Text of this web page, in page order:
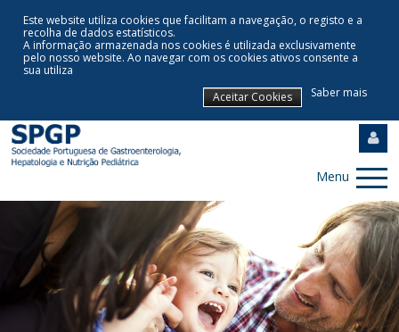
Este website utiliza cookies que facilitam a navegação, o registo e a
recolha de dados estatísticos.
A informação armazenada nos cookies é utilizada exclusivamente
pelo nosso website.Ao navegar com os cookies ativos consente a
sua utiliza
Saber mais
Aceitar Cookies
Menu